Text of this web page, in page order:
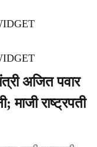
अजित पवार
माजी राष्ट्रपती